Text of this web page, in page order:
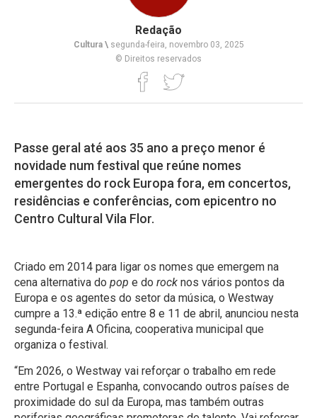
Redação
Cultura \segunda-feira, novembro 03, 2025
© Direitos reservados
Passe geral até aos 35 ano a preço menor é
novidade num festival que reúne nomes
emergentes do rock Europa fora, em concertos,
residências e conferências, com epicentro no
Centro Cultural Vila Flor.
Criado em 2014 para ligar os nomes que emergem na
cena alternativa do pop e do rock nos vários pontos da
Europa e os agentes do setor da música, o Westway
cumpre a 13.ª edição entre 8 e 11 de abril, anunciou nesta
segunda-feira A Oficina, cooperativa municipal que
organiza o festival.
“Em 2026, o Westway vai reforçar o trabalho em rede
entre Portugal e Espanha, convocando outros países de
proximidade do sul da Europa, mas também outras